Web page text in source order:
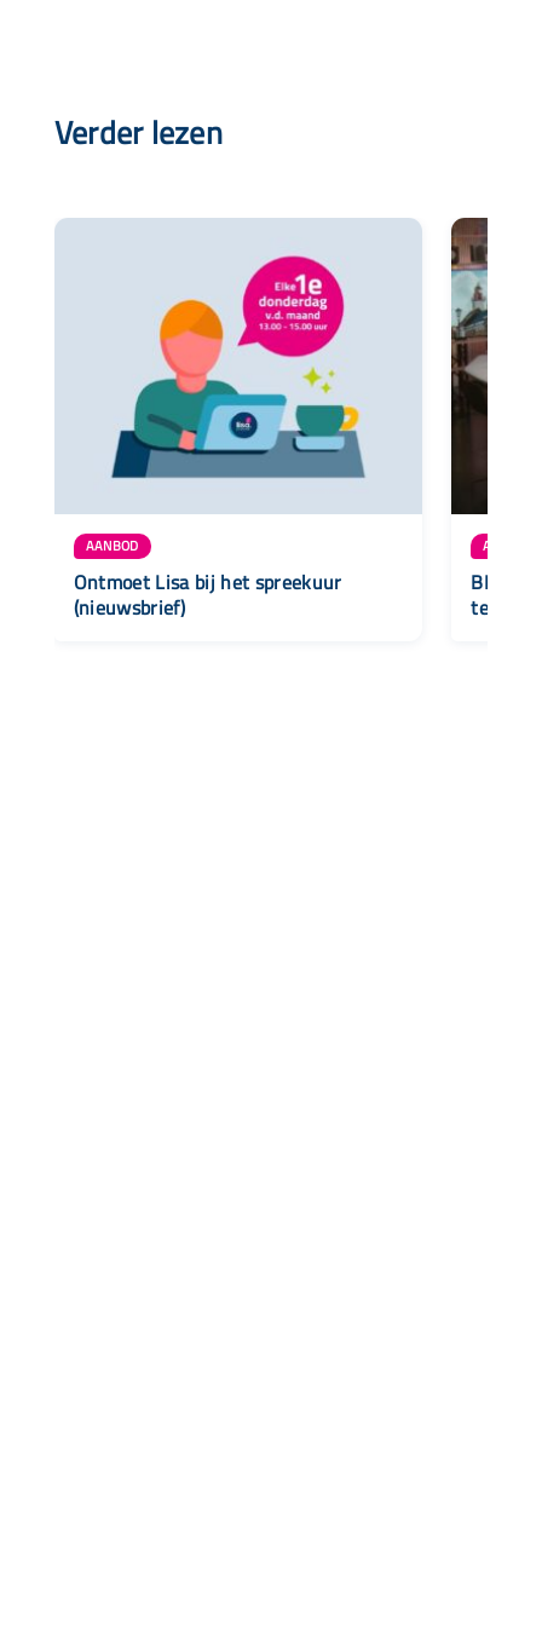
Verder lezen
AANBOD
Ontmoet Lisa bij het spreekuur
(nieuwsbrief)
AANBOD
BLOG
terecht